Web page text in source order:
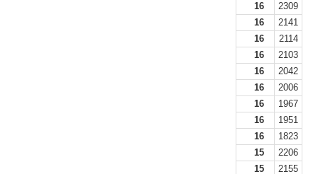
16
2309
16
2141
16
2114
16
2103
16
2042
16
2006
16
1967
16
1951
16
1823
15
2206
15
2155